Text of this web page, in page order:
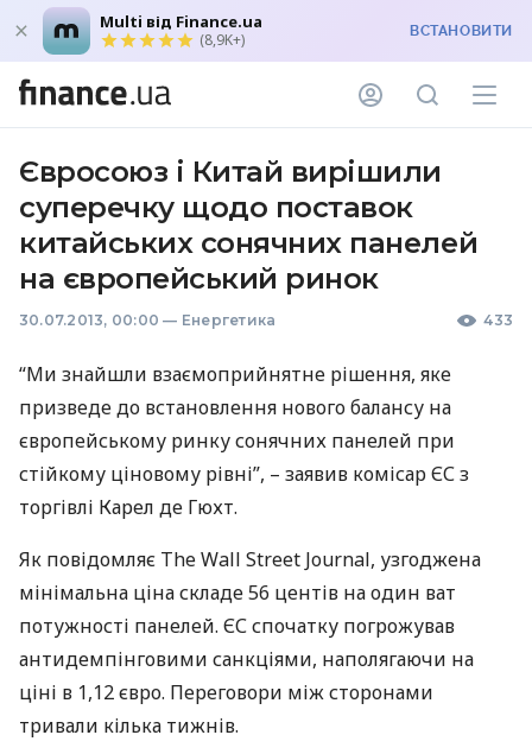
Multi від Finance.ua
(8,9K+) ВСТАНОВИТИ
Євросоюз і Китай вирішили
суперечку щодо поставок
китайських сонячних панелей
на європейський ринок
30.07.2013, 00:00 — Енергетика 433
“Ми знайшли взаємоприйнятне рішення, яке
призведе до встановлення нового балансу на
європейському ринку сонячних панелей при
стійкому ціновому рівні”, – заявив комісар ЄС з
торгівлі Карел де Гюхт.
Як повідомляє The Wall Street Journal, узгоджена
мінімальна ціна складе 56 центів на один ват
потужності панелей. ЄС спочатку погрожував
антидемпінговими санкціями, наполягаючи на
ціні в 1,12 євро. Переговори між сторонами
тривали кілька тижнів.